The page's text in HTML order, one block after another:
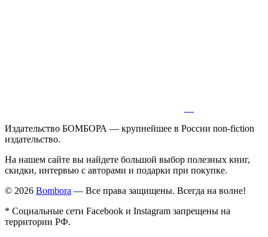
Издательство БОМБОРА — крупнейшее в России non-fiction
издательство.
На нашем сайте вы найдете большой выбор полезных книг,
скидки, интервью с авторами и подарки при покупке.
© 2026 Bombora — Все права защищены. Всегда на волне!
* Социальные сети Facebook и Instagram запрещены на
территории РФ.